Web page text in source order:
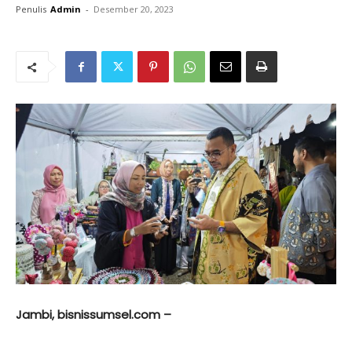
Penulis Admin - Desember 20, 2023
Jambi, bisnissumsel.com –